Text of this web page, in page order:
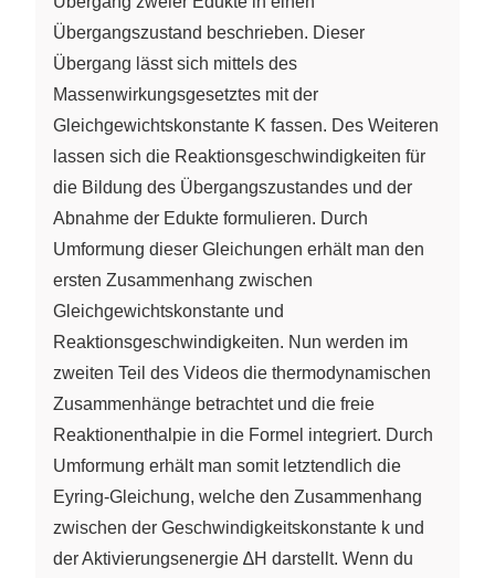
Übergangszustand beschrieben. Dieser
Übergang lässt sich mittels des
Massenwirkungsgesetztes mit der
Gleichgewichtskonstante K fassen. Des Weiteren
lassen sich die Reaktionsgeschwindigkeiten für
die Bildung des Übergangszustandes und der
Abnahme der Edukte formulieren. Durch
Umformung dieser Gleichungen erhält man den
ersten Zusammenhang zwischen
Gleichgewichtskonstante und
Reaktionsgeschwindigkeiten. Nun werden im
zweiten Teil des Videos die thermodynamischen
Zusammenhänge betrachtet und die freie
Reaktionenthalpie in die Formel integriert. Durch
Umformung erhält man somit letztendlich die
Eyring-Gleichung, welche den Zusammenhang
zwischen der Geschwindigkeitskonstante k und
der Aktivierungsenergie ∆H darstellt. Wenn du